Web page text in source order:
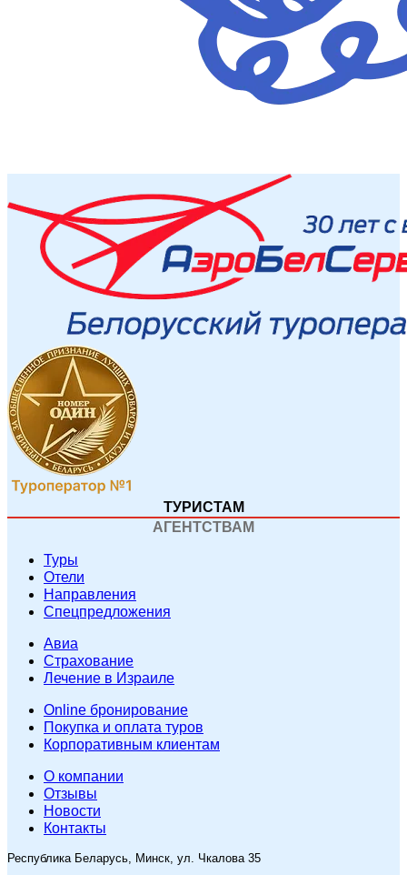
ТУРИСТАМ
АГЕНТСТВАМ
Туры
Отели
Направления
Спецпредложения
Авиа
Страхование
Лечение в Израиле
Online бронирование
Покупка и оплата туров
Корпоративным клиентам
O компании
Отзывы
Новости
Контакты
Республика Беларусь, Минск, ул. Чкалова 35